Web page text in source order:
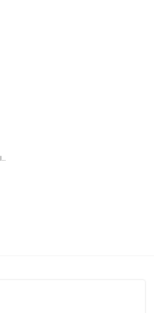
QUẠT THÔNG GIÓ CÔNG NGHIỆP